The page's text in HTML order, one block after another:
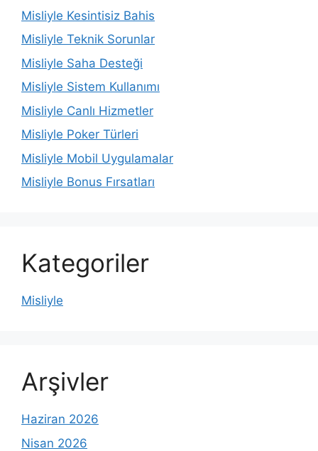
Misliyle Kesintisiz Bahis
Misliyle Teknik Sorunlar
Misliyle Saha Desteği
Misliyle Sistem Kullanımı
Misliyle Canlı Hizmetler
Misliyle Poker Türleri
Misliyle Mobil Uygulamalar
Misliyle Bonus Fırsatları
Kategoriler
Misliyle
Arşivler
Haziran 2026
Nisan 2026